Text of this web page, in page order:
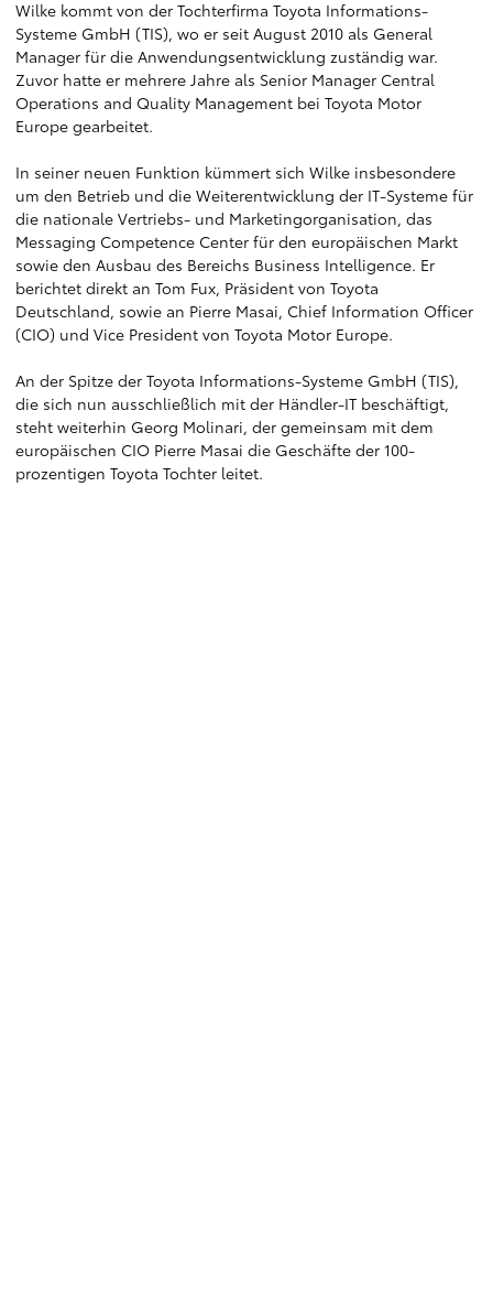
Wilke kommt von der Tochterfirma Toyota Informations-
Systeme GmbH (TIS), wo er seit August 2010 als General
Manager für die Anwendungsentwicklung zuständig war.
Zuvor hatte er mehrere Jahre als Senior Manager Central
Operations and Quality Management bei Toyota Motor
Europe gearbeitet.
In seiner neuen Funktion kümmert sich Wilke insbesondere
um den Betrieb und die Weiterentwicklung der IT-Systeme für
die nationale Vertriebs- und Marketingorganisation, das
Messaging Competence Center für den europäischen Markt
sowie den Ausbau des Bereichs Business Intelligence. Er
berichtet direkt an Tom Fux, Präsident von Toyota
Deutschland, sowie an Pierre Masai, Chief Information Officer
(CIO) und Vice President von Toyota Motor Europe.
An der Spitze der Toyota Informations-Systeme GmbH (TIS),
die sich nun ausschließlich mit der Händler-IT beschäftigt,
steht weiterhin Georg Molinari, der gemeinsam mit dem
europäischen CIO Pierre Masai die Geschäfte der 100-
prozentigen Toyota Tochter leitet.